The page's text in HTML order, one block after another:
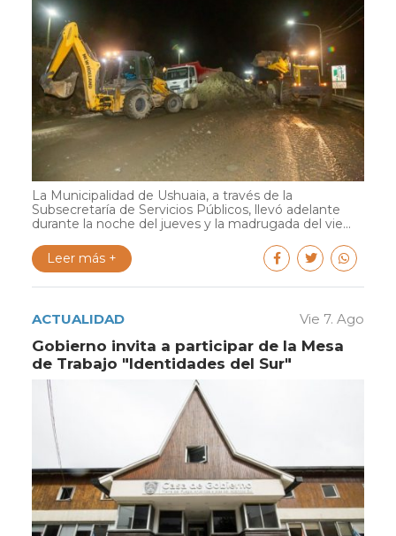
La Municipalidad de Ushuaia, a través de la
Subsecretaría de Servicios Públicos, llevó adelante
durante la noche del jueves y la madrugada del vie...
Leer más +
ACTUALIDAD Vie 7. Ago
Gobierno invita a participar de la Mesa
de Trabajo "Identidades del Sur"